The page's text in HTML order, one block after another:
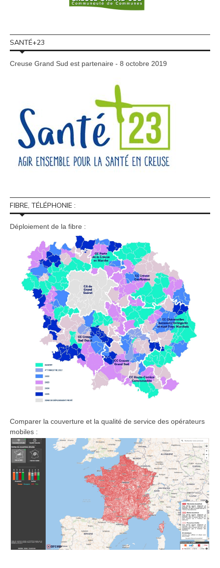
SANTÉ+23
Creuse Grand Sud est partenaire - 8 octobre 2019
FIBRE, TÉLÉPHONIE :
Déploiement de la fibre :
Comparer la couverture et la qualité de service des opérateurs
mobiles :